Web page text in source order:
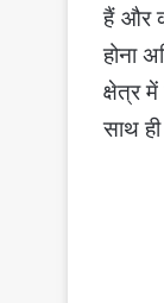
हैं और
होना
क्षेत्र
साथ